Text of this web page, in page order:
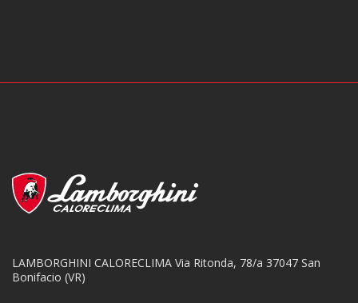
LAMBORGHINI CALORECLIMA Via Ritonda, 78/a 37047 San
Bonifacio (VR)